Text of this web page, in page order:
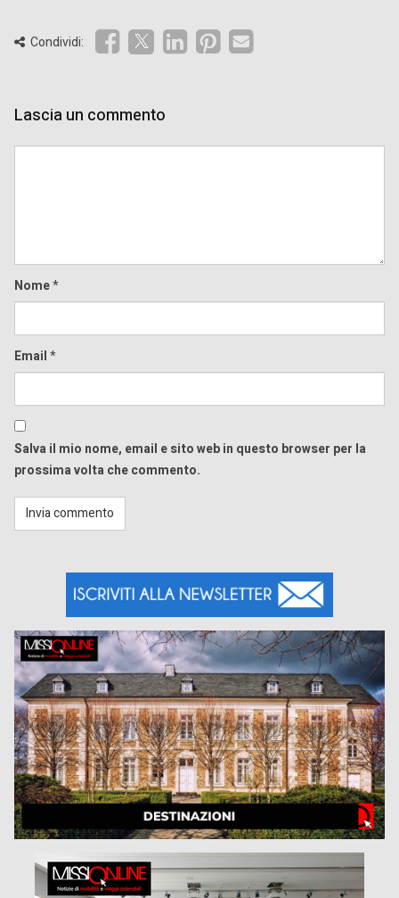
Condividi:
Lascia un commento
Nome*
Email*
Salva il mio nome, email e sito web in questo browser per la
prossima volta che commento.